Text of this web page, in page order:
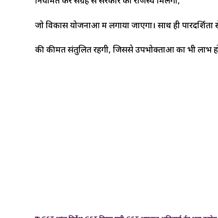
जो विकास योजनाओं में लगाया जाएगा। साथ ही पारदर्शिता
की कीमतें संतुलित रहेंगी, जिससे उपभोक्ताओं का भी लाभ